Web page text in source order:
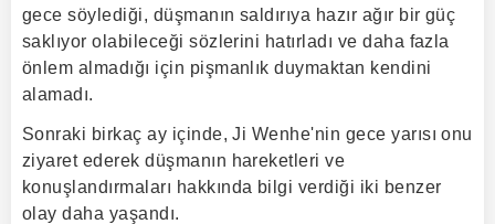
gece söylediği, düşmanın saldırıya hazır ağır bir güç
saklıyor olabileceği sözlerini hatırladı ve daha fazla
önlem almadığı için pişmanlık duymaktan kendini
alamadı.
Sonraki birkaç ay içinde, Ji Wenhe'nin gece yarısı onu
ziyaret ederek düşmanın hareketleri ve
konuşlandırmaları hakkında bilgi verdiği iki benzer
olay daha yaşandı.